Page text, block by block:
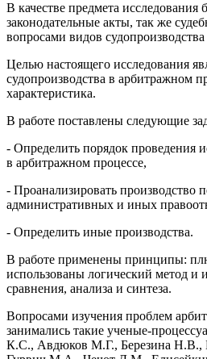
В качестве предмета исследования
законодательные акты, так же
вопросами видов
Целью настоящего исследования
судопроизводства в арбитражном
характеристика.
В работе поставлены следующие
- Определить порядок проведения
в арбитражном процессе,
- Проанализировать производство
административных и иных
- Определить иные производства.
В работе применены принципы:
использованы логический метод и
сравнения, анализа и синтеза.
Вопросами изучения проблем
занимались такие ученые-
К.С., Авдюков М.Г., Березина